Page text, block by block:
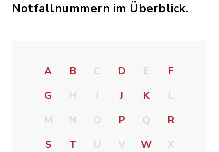
Notfallnummern im Überblick.
A B C D E
F
G
H I J K
L
M
N O P Q
R
S
T U V W
X